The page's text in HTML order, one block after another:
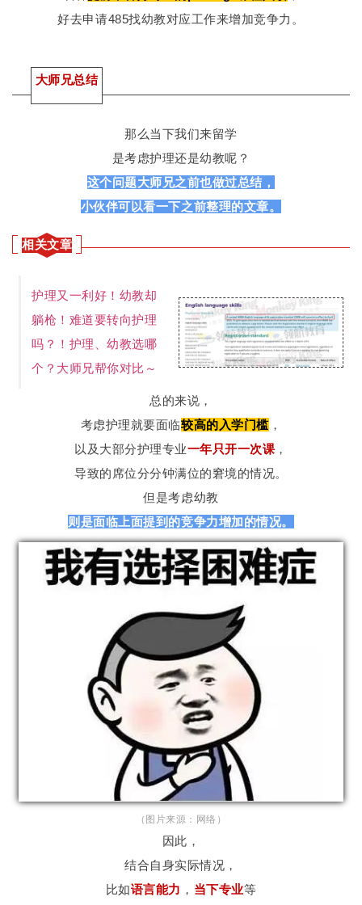
好去申请485找幼教对应工作来增加竞争力。
大师兄总结
那么当下我们来留学
是考虑护理还是幼教呢？
这个问题大师兄之前也做过总结，
小伙伴可以看一下之前整理的文章。
相关文章
护理又一利好！幼教却
躺枪！难道要转向护理
吗？！护理、幼教选哪
个？大师兄帮你对比～
总的来说，
考虑护理就要面临较高的入学门槛，
以及大部分护理专业一年只开一次课 ，
导致的席位分分钟满位的窘境的情况。
但是考虑幼教
则是面临上面提到的竞争力增加的情况。
（图片来源：网络）
因此，
结合自身实际情况，
比如语言能力 ， 当下专业等